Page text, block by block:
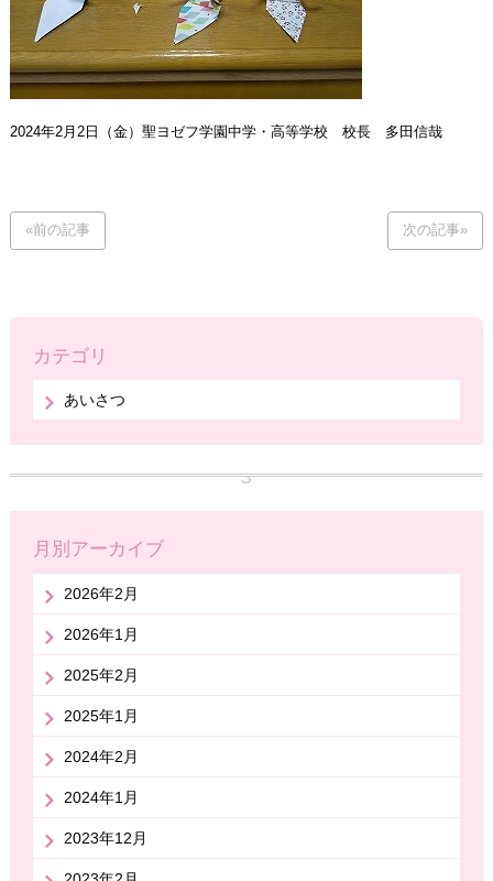
2024年2月2日（金）聖ヨゼフ学園中学・高等学校 校長 多田信哉
«前の記事 次の記事»
カテゴリ
あいさつ
月別アーカイブ
2026年2月
2026年1月
2025年2月
2025年1月
2024年2月
2024年1月
2023年12月